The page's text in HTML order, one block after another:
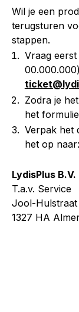
Wil je een
terugsturen
stappen.
Vraag
Zodra je
het
Verpak het
het op naar:
LydisPlus B.V.
T.a.v. Service
Jool-Hulstraat
1327 HA